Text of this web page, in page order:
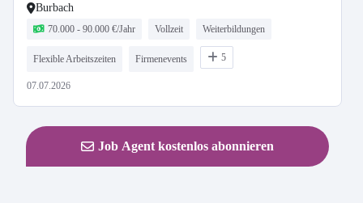
Burbach
70.000 - 90.000 €/Jahr Vollzeit Weiterbildungen
Flexible Arbeitszeiten Firmenevents 5
07.07.2026
Job Agent kostenlos abonnieren